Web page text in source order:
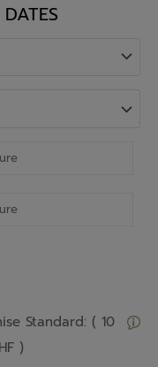
Standard: ( 10
)